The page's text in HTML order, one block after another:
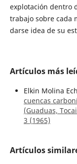
explotación dentro
trabajo sobre cada
darse idea de su
Artículos más
Elkin Molina
cuencas
(Guaduas,
3 (1965)
Artículos